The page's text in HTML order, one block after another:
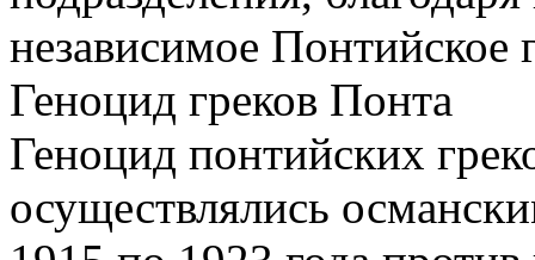
независимое Понтийское
Геноцид греков Понта
Геноцид понтийских
осуществлялись